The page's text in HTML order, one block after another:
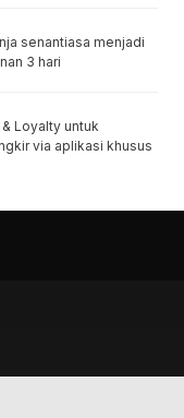
senantiasa menjadi
3 hari
Loyalty untuk
via aplikasi khusus